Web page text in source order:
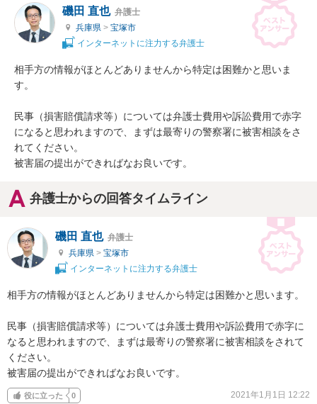
磯田 直也 弁護士
兵庫県 > 宝塚市
インターネットに注力する弁護士
相手方の情報がほとんどありませんから特定は困難かと思いま
す。
民事（損害賠償請求等）については弁護士費用や訴訟費用で赤字
になると思われますので、まずは最寄りの警察署に被害相談をさ
れてください。
被害届の提出ができればなお良いです。
弁護士からの回答タイムライン
磯田 直也 弁護士
兵庫県 > 宝塚市
インターネットに注力する弁護士
相手方の情報がほとんどありませんから特定は困難かと思います。
民事（損害賠償請求等）については弁護士費用や訴訟費用で赤字に
なると思われますので、まずは最寄りの警察署に被害相談をされて
ください。
被害届の提出ができればなお良いです。
役に立った 0 2021年1月1日 12:22